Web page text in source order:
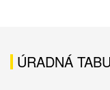
ÚRADNÁ